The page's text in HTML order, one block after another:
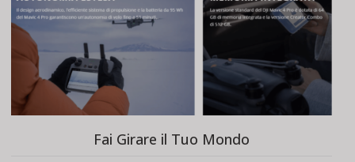
Fai Girare il Tuo Mondo